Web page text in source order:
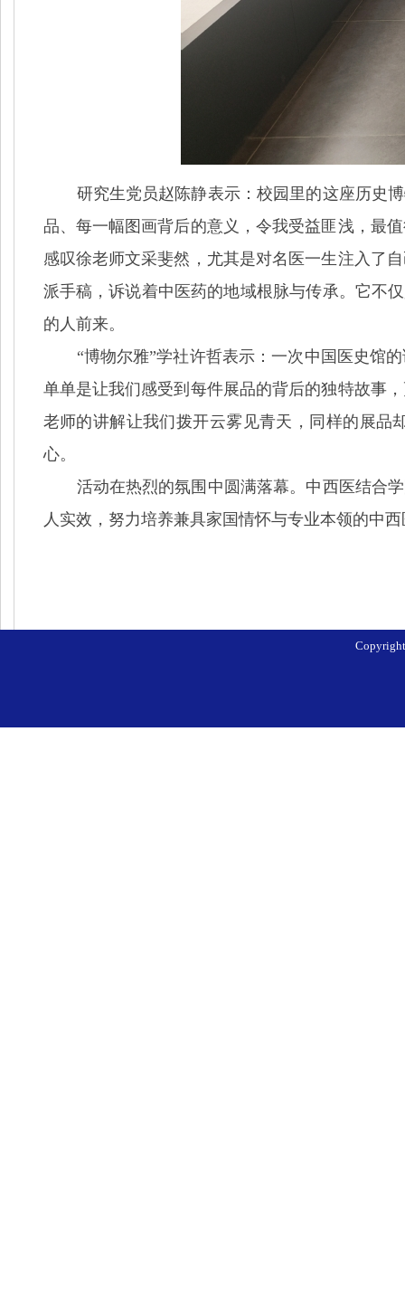
研究生党员赵陈静表示：校园里的这座历史
品、每一幅图画背后的意义，令我受益匪浅，最
感叹徐老师文采斐然，尤其是对名医一生注入了
派手稿，诉说着中医药的地域根脉与传承。它不
的人前来。
“博物尔雅”学社许哲表示 ：一次中国医史馆
单单是让我们感受到每件展品的背后的独特故事
老师的讲解让我们拨开云雾见青天，同样的展品
心。
活动在热烈的氛围中圆满落幕。中西医结合
人实效，努力培养兼具家国情怀与专业本领的中